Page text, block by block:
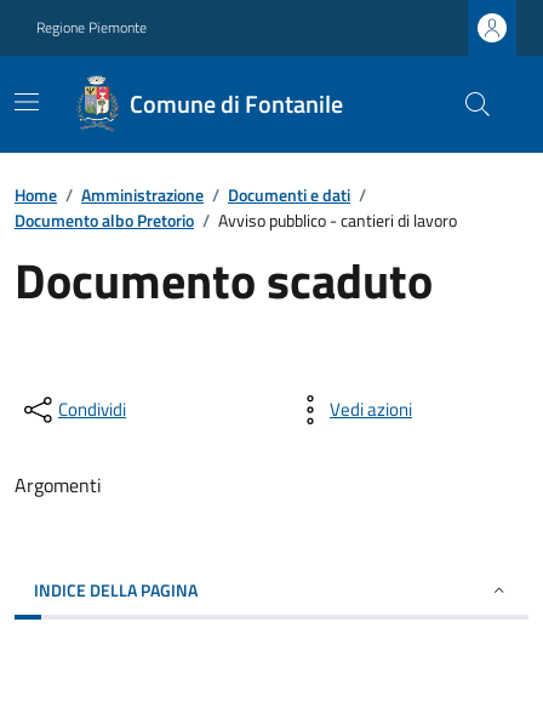
Regione Piemonte
Comune di Fontanile
Home / Amministrazione / Documenti e dati /
Documento albo Pretorio / Avviso pubblico - cantieri di lavoro
Documento scaduto
Condividi Vedi azioni
Argomenti
INDICE DELLA PAGINA